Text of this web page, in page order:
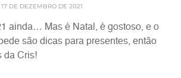
17 DE DEZEMBRO DE 2021
ainda… Mas é Natal, é gostoso, e o
são dicas para presentes, então
da Cris!